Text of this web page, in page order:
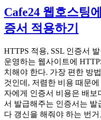
이
일
자
Cafe24 웹호스팅
증서 적용하기
HTTPS 적용, SSL 인증서
운영하는 웹사이트에
치해야 한다. 가장 편한 방
것인데, 저렴한 비용 때문
자에게 인증서 비용은 배보
서 발급해주는 인증서는 발
다 갱신을 해줘야 하는 번